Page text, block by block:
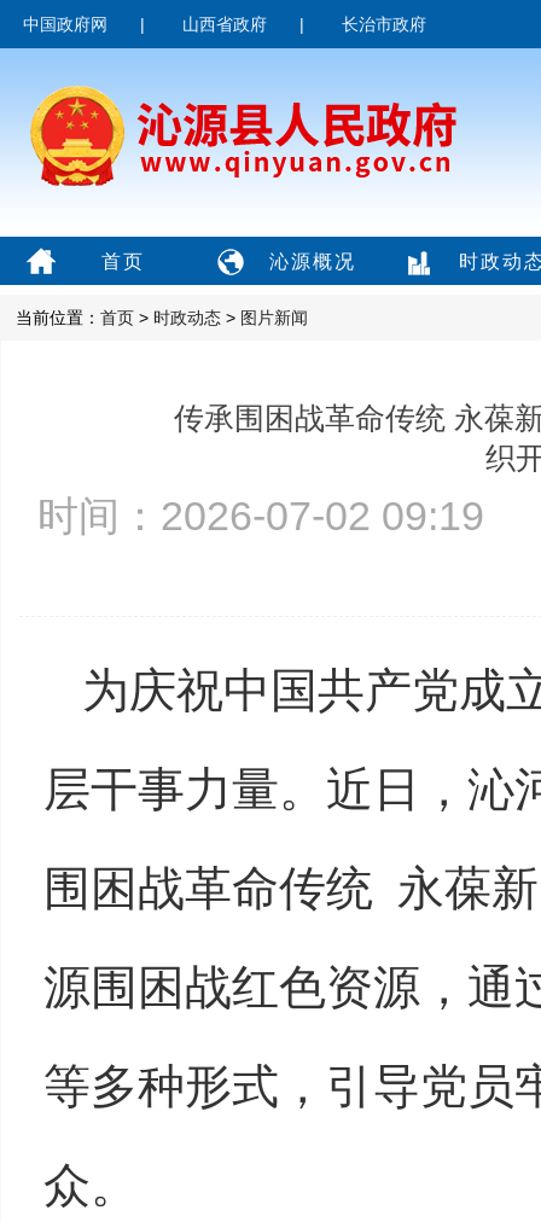
中国政府网 | 山西省政府 | 长治市政府
首页 沁源概况 时政动
当前位置： 首页 > 时政动态 > 图片新闻
传承围困战革命传统 永葆
织
时间：2026-07-02
为庆祝中国共产党成
层干事力量。近日，沁
围困战革命传统 永葆
源围困战红色资源，通
等多种形式，引导党员
众。